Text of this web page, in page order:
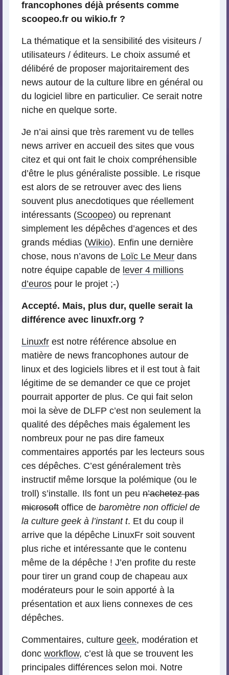
francophones déjà présents comme
scoopeo.fr ou wikio.fr ?
La thématique et la sensibilité des visiteurs /
utilisateurs / éditeurs. Le choix assumé et
délibéré de proposer majoritairement des
news autour de la culture libre en général ou
du logiciel libre en particulier. Ce serait notre
niche en quelque sorte.
Je n’ai ainsi que très rarement vu de telles
news arriver en accueil des sites que vous
citez et qui ont fait le choix compréhensible
d’être le plus généraliste possible. Le risque
est alors de se retrouver avec des liens
souvent plus anecdotiques que réellement
intéressants (Scoopeo) ou reprenant
simplement les dépêches d’agences et des
grands médias (Wikio). Enfin une dernière
chose, nous n’avons de Loïc Le Meur dans
notre équipe capable de lever 4 millions
d’euros pour le projet ;-)
Accepté. Mais, plus dur, quelle serait la
différence avec linuxfr.org ?
Linuxfr est notre référence absolue en
matière de news francophones autour de
linux et des logiciels libres et il est tout à fait
légitime de se demander ce que ce projet
pourrait apporter de plus. Ce qui fait selon
moi la sève de DLFP c’est non seulement la
qualité des dépêches mais également les
nombreux pour ne pas dire fameux
commentaires apportés par les lecteurs sous
ces dépêches. C’est généralement très
instructif même lorsque la polémique (ou le
troll) s’installe. Ils font un peu n’achetez pas
microsoft office de baromètre non officiel de
la culture geek à l’instant t. Et du coup il
arrive que la dépêche LinuxFr soit souvent
plus riche et intéressante que le contenu
même de la dépêche ! J’en profite du reste
pour tirer un grand coup de chapeau aux
modérateurs pour le soin apporté à la
présentation et aux liens connexes de ces
dépêches.
Commentaires, culture geek, modération et
donc workflow, c’est là que se trouvent les
principales différences selon moi. Notre